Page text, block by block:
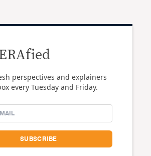
perspectives and explainers
every Tuesday and Friday.